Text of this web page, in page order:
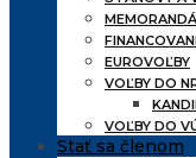
EUROVOĽBY
VOĽBY DO
VOĽBY DO
Stať sa členom